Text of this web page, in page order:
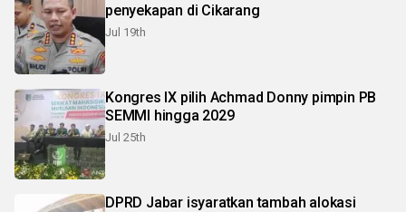
penyekapan di Cikarang
Jul 19th
Kongres IX pilih Achmad Donny pimpin PB
SEMMI hingga 2029
Jul 25th
DPRD Jabar isyaratkan tambah alokasi